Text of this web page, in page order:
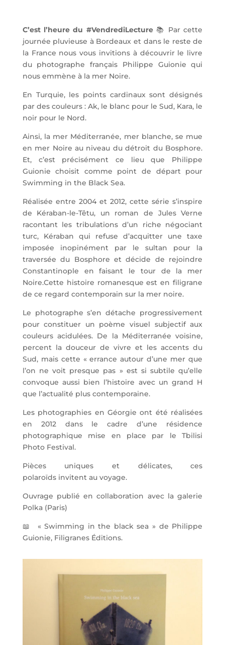
C’est l’heure du #VendrediLecture 📚 Par cette
journée pluvieuse à Bordeaux et dans le reste de
la France nous vous invitions à découvrir le livre
du photographe français Philippe Guionie qui
nous emmène à la mer Noire.
En Turquie, les points cardinaux sont désignés
par des couleurs : Ak, le blanc pour le Sud, Kara, le
noir pour le Nord.
Ainsi, la mer Méditerranée, mer blanche, se mue
en mer Noire au niveau du détroit du Bosphore.
Et, c’est précisément ce lieu que Philippe
Guionie choisit comme point de départ pour
Swimming in the Black Sea.
Réalisée entre 2004 et 2012, cette série s’inspire
de Kéraban-le-Têtu, un roman de Jules Verne
racontant les tribulations d’un riche négociant
turc, Kéraban qui refuse d’acquitter une taxe
imposée inopinément par le sultan pour la
traversée du Bosphore et décide de rejoindre
Constantinople en faisant le tour de la mer
Noire.Cette histoire romanesque est en filigrane
de ce regard contemporain sur la mer noire.
Le photographe s’en détache progressivement
pour constituer un poème visuel subjectif aux
couleurs acidulées. De la Méditerranée voisine,
percent la douceur de vivre et les accents du
Sud, mais cette « errance autour d’une mer que
l’on ne voit presque pas » est si subtile qu’elle
convoque aussi bien l’histoire avec un grand H
que l’actualité plus contemporaine.
Les photographies en Géorgie ont été réalisées
en 2012 dans le cadre d’une résidence
photographique mise en place par le Tbilisi
Photo Festival.
Pièces uniques et délicates, ces
polaroïds invitent au voyage.
Ouvrage publié en collaboration avec la galerie
Polka (Paris)
📖 « Swimming in the black sea » de Philippe
Guionie, Filigranes Éditions.